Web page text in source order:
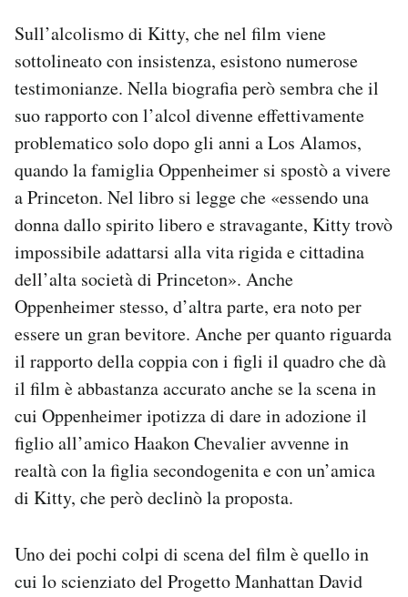
Sull’alcolismo di Kitty, che nel film viene
sottolineato con insistenza, esistono numerose
testimonianze. Nella biografia però sembra che il
suo rapporto con l’alcol divenne effettivamente
problematico solo dopo gli anni a Los Alamos,
quando la famiglia Oppenheimer si spostò a vivere
a Princeton. Nel libro si legge che «essendo una
donna dallo spirito libero e stravagante, Kitty trovò
impossibile adattarsi alla vita rigida e cittadina
dell’alta società di Princeton». Anche
Oppenheimer stesso, d’altra parte, era noto per
essere un gran bevitore. Anche per quanto riguarda
il rapporto della coppia con i figli il quadro che dà
il film è abbastanza accurato anche se la scena in
cui Oppenheimer ipotizza di dare in adozione il
figlio all’amico Haakon Chevalier avvenne in
realtà con la figlia secondogenita e con un’amica
di Kitty, che però declinò la proposta.
Uno dei pochi colpi di scena del film è quello in
cui lo scienziato del Progetto Manhattan David